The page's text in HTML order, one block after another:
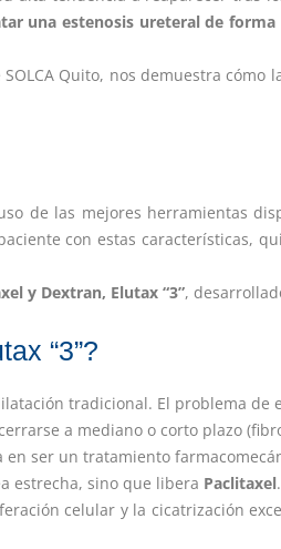
una estenosis ureteral de
Quito, nos demuestra
de las mejores herramientas
con estas características,
y Dextran, Elutax “3”,
“3”?
tradicional. El problema de
a mediano o corto plazo
ser un tratamiento
estrecha, sino que libera Paclitaxel.
celular y la cicatrización